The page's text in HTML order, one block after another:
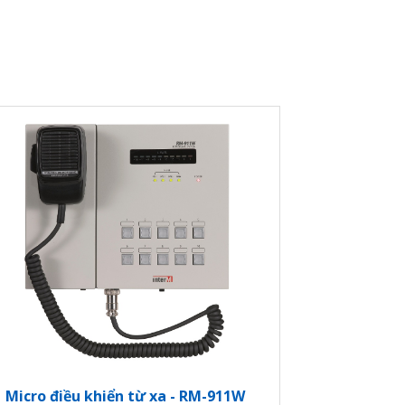
Micro điều khiển từ xa - RM-911W